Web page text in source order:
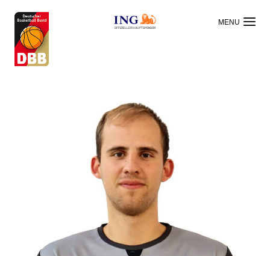
OFFIZIELLER HAUPTSPONSOR